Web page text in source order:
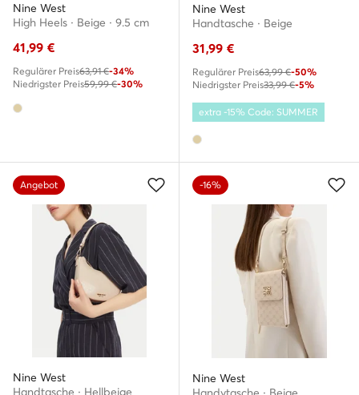
Nine West
High Heels · Beige · 9.5 cm
41,99 €
Regulärer Preis63,91 €-34%
Niedrigster Preis59,99 €-30%
Nine West
Handtasche · Beige
31,99 €
Regulärer Preis63,99 €-50%
Niedrigster Preis33,99 €-5%
extra -15% Code: SUMMER
Angebot
Nine West
Handtasche · Hellbeige
-16%
Nine West